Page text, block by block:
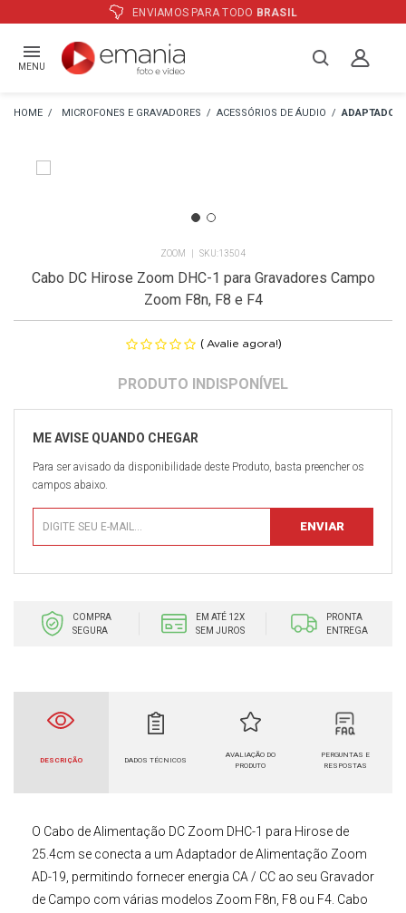
ATÉ12X E PREÇO ESPECIAL
MENU
MICROFONES E GRAVADORES ACESSÓRIOS DE ÁUDIO
ZOOM 13504
Cabo DC Hirose Zoom DHC-1 para Gravadores Campo
Zoom F8n, F8 e F4
( Avalie agora!)
Para ser avisado da disponibilidade deste Produto, basta preencher os
campos abaixo.
COMPRA
SEGURA
EM ATÉ 12X
SEM JUROS
PRONTA
ENTREGA
DESCRIÇÃO DADOS TÉCNICOS
AVALIAÇÃO DO
PRODUTO
PERGUNTAS E
RESPOSTAS
O Cabo de Alimentação DC Zoom DHC-1 para Hirose de
25.4cm se conecta a um Adaptador de Alimentação Zoom
AD-19 , permitindo fornecer energia CA / CC ao seu Gravador
de Campo com várias modelos Zoom F8n, F8 ou F4. Cabo